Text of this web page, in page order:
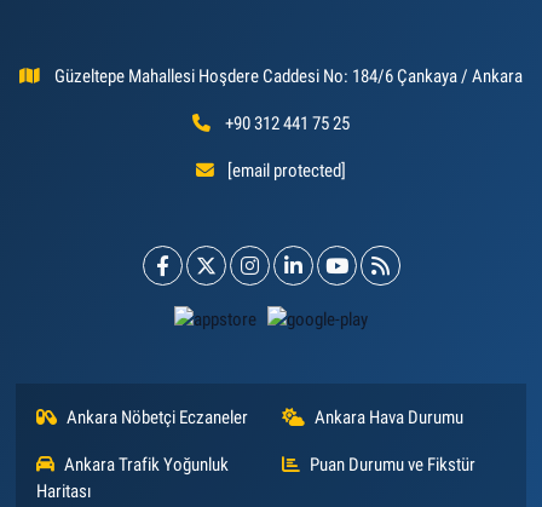
Güzeltepe Mahallesi Hoşdere Caddesi No: 184/6 Çankaya / Ankara
+90 312 441 75 25
[email protected]
Ankara Nöbetçi Eczaneler Ankara Hava Durumu
Ankara Trafik Yoğunluk
Haritası
Puan Durumu ve Fikstür